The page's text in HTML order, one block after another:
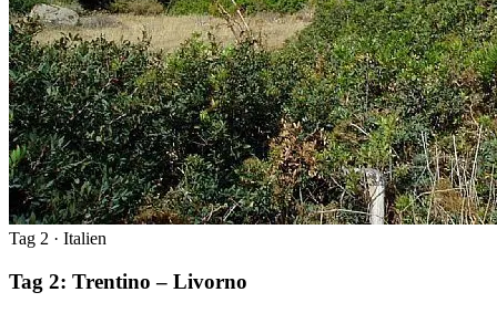
Tag 2 · Italien
Tag 2: Trentino – Livorno